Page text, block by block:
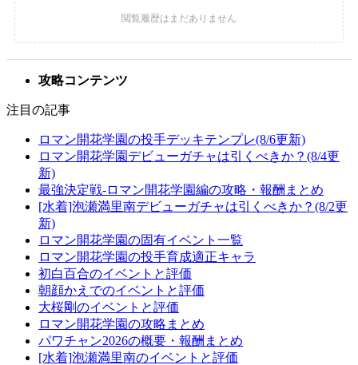
攻略コンテンツ
注目の記事
ロマン開花学園の投手デッキテンプレ(8/6更新)
ロマン開花学園デビューガチャは引くべきか？(8/4更
新)
最強決定戦-ロマン開花学園編の攻略・報酬まとめ
[水着]泡瀬満里南デビューガチャは引くべきか？(8/2更
新)
ロマン開花学園の固有イベント一覧
ロマン開花学園の投手育成適正キャラ
初白百合のイベントと評価
朝顔かえでのイベントと評価
大桜剛のイベントと評価
ロマン開花学園の攻略まとめ
パワチャン2026の概要・報酬まとめ
[水着]泡瀬満里南のイベントと評価